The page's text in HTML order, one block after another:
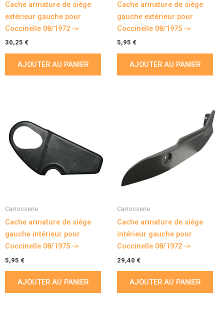
Cache armature de siège
extérieur gauche pour
Coccinelle 08/1972 ->
30,25 €
AJOUTER AU PANIER
Cache armature de siège
gauche extérieur pour
Coccinelle 08/1975 ->
5,95 €
AJOUTER AU PANIER
Carrosserie
Cache armature de siège
gauche intérieur pour
Coccinelle 08/1975 ->
5,95 €
AJOUTER AU PANIER
Carrosserie
Cache armature de siège
intérieur gauche pour
Coccinelle 08/1972 ->
29,40 €
AJOUTER AU PANIER